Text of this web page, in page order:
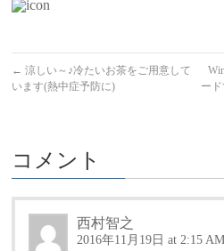
← 涼しい～♪冷たいお茶をご用意して
います(熱中症予防に)
ー
コメント
西村智之
2016年11月19日 at 2:15 AM